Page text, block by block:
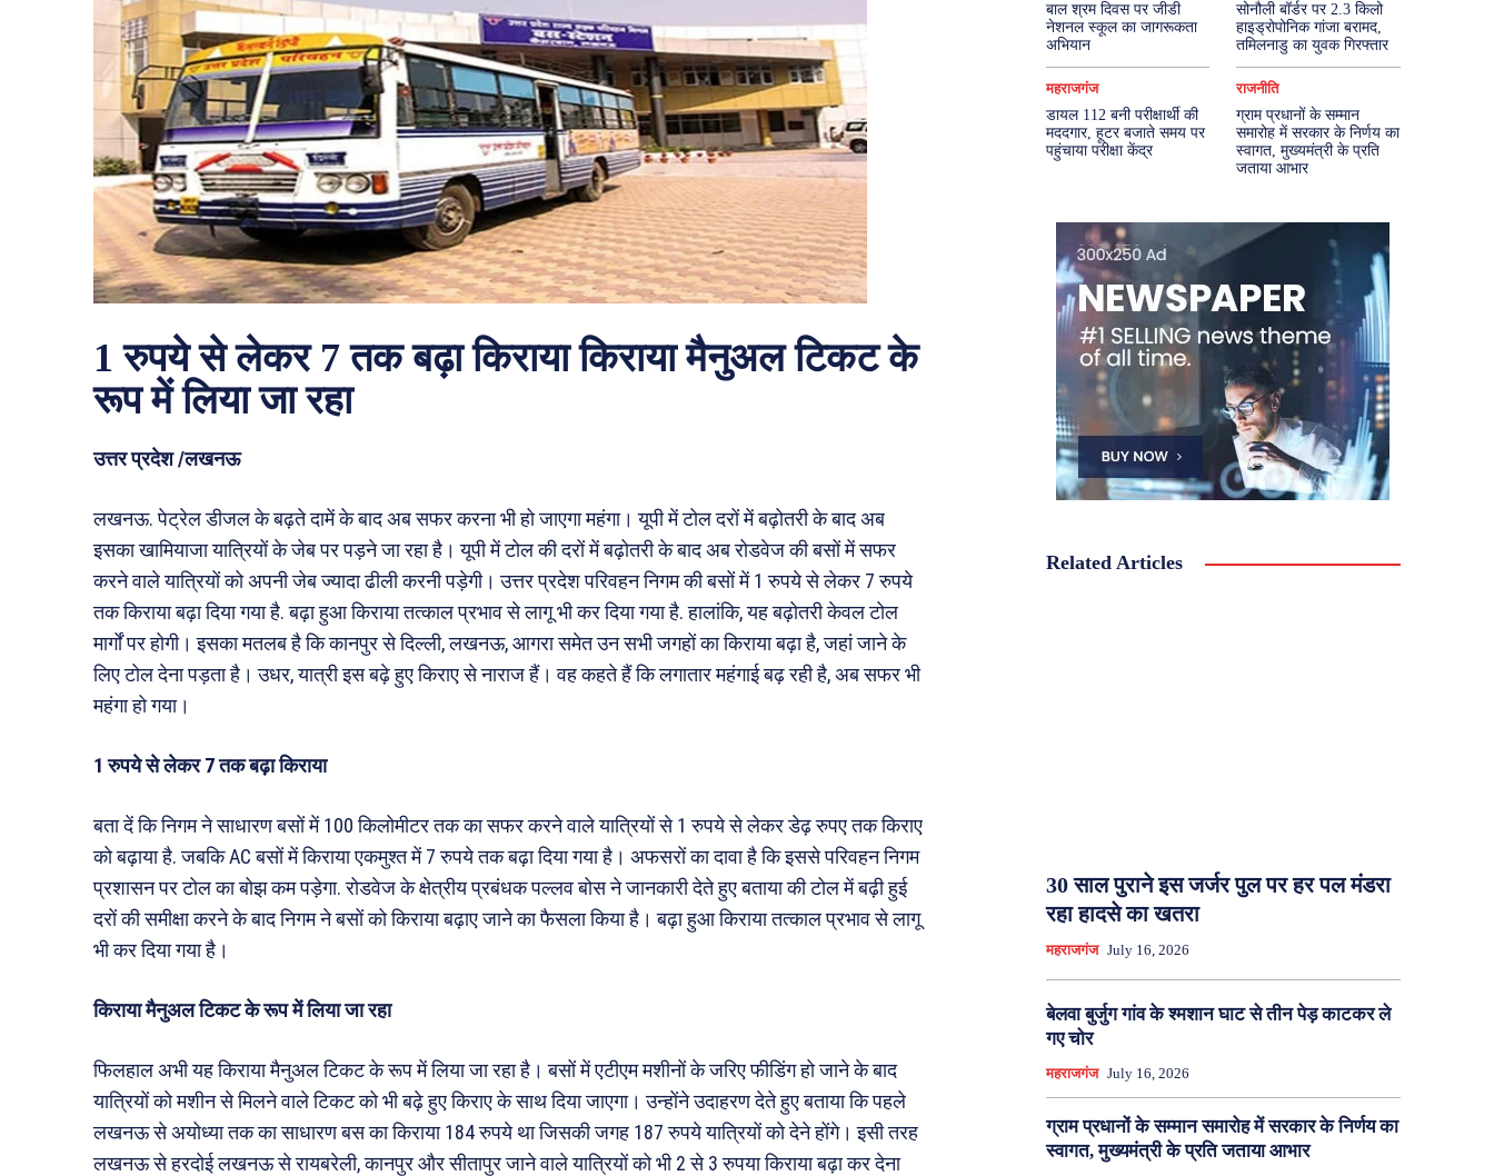
1 रुपये से लेकर 7 तक बढ़ा किराया किराया मैनुअल टिकट के
रूप में लिया जा रहा
उत्तर प्रदेश /लखनऊ
लखनऊ. पेट्रेल डीजल के बढ़ते दामें के बाद अब सफर करना भी हो जाएगा महंगा। यूपी में टोल दरों में बढ़ोतरी के बाद अब
इसका खामियाजा यात्रियों के जेब पर पड़ने जा रहा है। यूपी में टोल की दरों में बढ़ोतरी के बाद अब रोडवेज की बसों में सफर
करने वाले यात्रियों को अपनी जेब ज्यादा ढीली करनी पड़ेगी। उत्तर प्रदेश परिवहन निगम की बसों में 1 रुपये से लेकर 7 रुपये
तक किराया बढ़ा दिया गया है. बढ़ा हुआ किराया तत्काल प्रभाव से लागू भी कर दिया गया है. हालांकि, यह बढ़ोतरी केवल टोल
मार्गों पर होगी। इसका मतलब है कि कानपुर से दिल्ली, लखनऊ, आगरा समेत उन सभी जगहों का किराया बढ़ा है, जहां जाने के
लिए टोल देना पड़ता है। उधर, यात्री इस बढ़े हुए किराए से नाराज हैं। वह कहते हैं कि लगातार महंगाई बढ़ रही है, अब सफर भी
महंगा हो गया।
1 रुपये से लेकर 7 तक बढ़ा किराया
बता दें कि निगम ने साधारण बसों में 100 किलोमीटर तक का सफर करने वाले यात्रियों से 1 रुपये से लेकर डेढ़ रुपए तक किराए
को बढ़ाया है. जबकि AC बसों में किराया एकमुश्त में 7 रुपये तक बढ़ा दिया गया है। अफसरों का दावा है कि इससे परिवहन निगम
प्रशासन पर टोल का बोझ कम पड़ेगा. रोडवेज के क्षेत्रीय प्रबंधक पल्लव बोस ने जानकारी देते हुए बताया की टोल में बढ़ी हुई
दरों की समीक्षा करने के बाद निगम ने बसों को किराया बढ़ाए जाने का फैसला किया है। बढ़ा हुआ किराया तत्काल प्रभाव से लागू
भी कर दिया गया है।
किराया मैनुअल टिकट के रूप में लिया जा रहा
फिलहाल अभी यह किराया मैनुअल टिकट के रूप में लिया जा रहा है। बसों में एटीएम मशीनों के जरिए फीडिंग हो जाने के बाद
यात्रियों को मशीन से मिलने वाले टिकट को भी बढ़े हुए किराए के साथ दिया जाएगा। उन्होंने उदाहरण देते हुए बताया कि पहले
लखनऊ से अयोध्या तक का साधारण बस का किराया 184 रुपये था जिसकी जगह 187 रुपये यात्रियों को देने होंगे। इसी तरह
लखनऊ से हरदोई लखनऊ से रायबरेली, कानपुर और सीतापुर जाने वाले यात्रियों को भी 2 से 3 रुपया किराया बढ़ा कर देना
बाल श्रम दिवस पर जीडी
नेशनल स्कूल का जागरूकता
अभियान
सोनौली बॉर्डर पर 2.3 किलो
हाइड्रोपोनिक गांजा बरामद,
तमिलनाडु का युवक गिरफ्तार
महराजगंज
डायल 112 बनी परीक्षार्थी की
मददगार, हूटर बजाते समय पर
पहुंचाया परीक्षा केंद्र
राजनीति
ग्राम प्रधानों के सम्मान
समारोह में सरकार के निर्णय का
स्वागत, मुख्यमंत्री के प्रति
जताया आभार
Related Articles
30 साल पुराने इस जर्जर पुल पर हर पल मंडरा
रहा हादसे का खतरा
महराजगंज July 16, 2026
बेलवा बुर्जुग गांव के श्मशान घाट से तीन पेड़ काटकर ले
गए चोर
महराजगंज July 16, 2026
ग्राम प्रधानों के सम्मान समारोह में सरकार के निर्णय का
स्वागत, मुख्यमंत्री के प्रति जताया आभार